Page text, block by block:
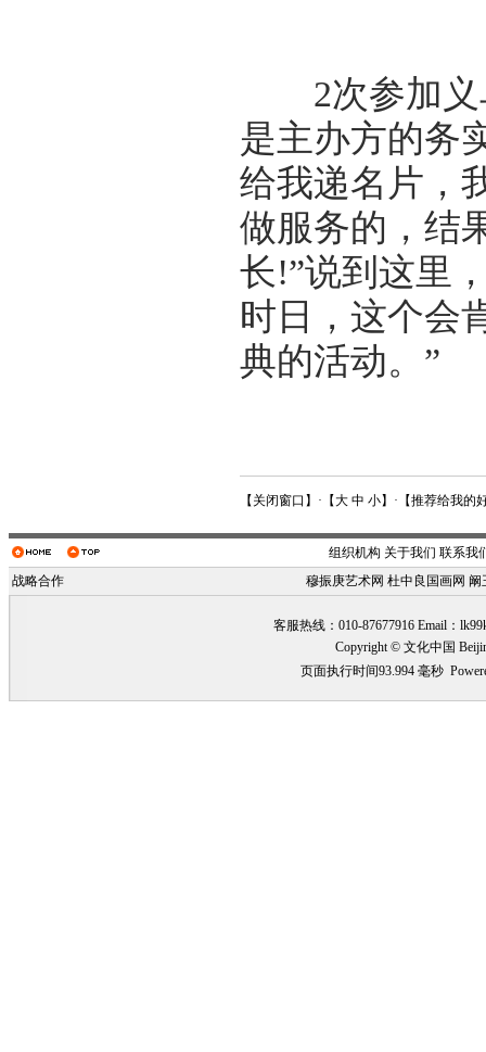
2次参加义
是主办方的务
给我递名片，
做服务的，结
长!”说到这里
时日，这个会
典的活动。”
【 关闭窗口 】·【大 中 小】·【推荐给我的
组织机构 关于我们 联系我
战略合作
穆振庚艺术网 杜中良国画网 阚
客服热线：010-87677916 Email：
Copyright © 文化中国
页面执行时间93.994 毫秒